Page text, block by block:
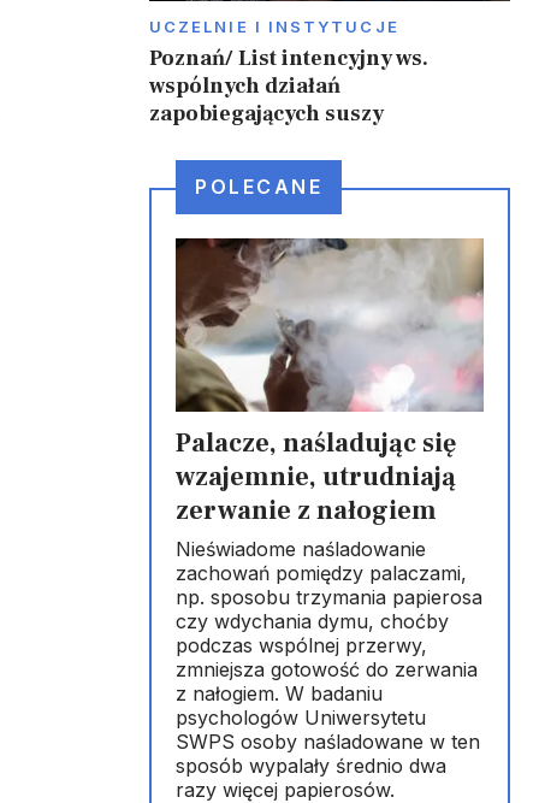
UCZELNIE I INSTYTUCJE
Poznań/ List intencyjny ws.
wspólnych działań
zapobiegających suszy
POLECANE
Palacze, naśladując się
wzajemnie, utrudniają
zerwanie z nałogiem
Nieświadome naśladowanie
zachowań pomiędzy palaczami,
np. sposobu trzymania papierosa
czy wdychania dymu, choćby
podczas wspólnej przerwy,
zmniejsza gotowość do zerwania
z nałogiem. W badaniu
psychologów Uniwersytetu
SWPS osoby naśladowane w ten
sposób wypalały średnio dwa
razy więcej papierosów.